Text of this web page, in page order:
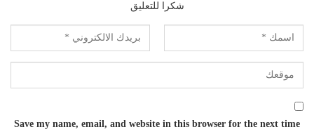
شكرا للتعليق
Save my name, email, and website in this browser for the next time